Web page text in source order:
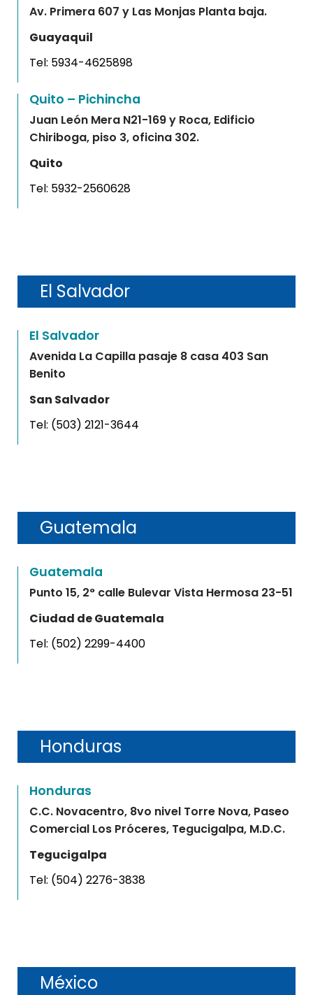
Av. Primera 607 y Las Monjas Planta baja.
Guayaquil
Tel: 5934-4625898
Quito – Pichincha
Juan León Mera N21-169 y Roca, Edificio
Chiriboga, piso 3, oficina 302.
Quito
Tel: 5932-2560628
El Salvador
El Salvador
Avenida La Capilla pasaje 8 casa 403 San
Benito
San Salvador
Tel: (503) 2121-3644
Guatemala
Guatemala
Punto 15, 2° calle Bulevar Vista Hermosa 23-51
Ciudad de Guatemala
Tel: (502) 2299-4400
Honduras
Honduras
C.C. Novacentro, 8vo nivel Torre Nova, Paseo
Comercial Los Próceres, Tegucigalpa, M.D.C.
Tegucigalpa
Tel: (504) 2276-3838
México